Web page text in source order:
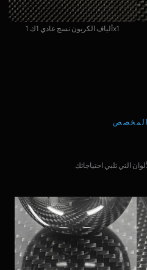
ألياف الكربون نسج عادي 1ك 1x1
المخصص
التي تلبي احتياجاتك